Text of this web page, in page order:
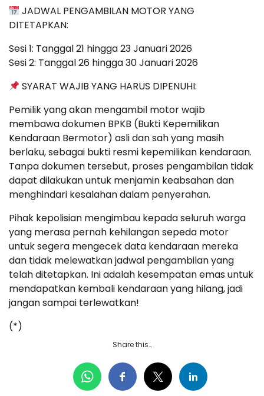
JADWAL PENGAMBILAN MOTOR YANG
DITETAPKAN:
Sesi 1: Tanggal 21 hingga 23 Januari 2026
Sesi 2: Tanggal 26 hingga 30 Januari 2026
SYARAT WAJIB YANG HARUS DIPENUHI:
Pemilik yang akan mengambil motor wajib
membawa dokumen BPKB (Bukti Kepemilikan
Kendaraan Bermotor) asli dan sah yang masih
berlaku, sebagai bukti resmi kepemilikan kendaraan.
Tanpa dokumen tersebut, proses pengambilan tidak
dapat dilakukan untuk menjamin keabsahan dan
menghindari kesalahan dalam penyerahan.
Pihak kepolisian mengimbau kepada seluruh warga
yang merasa pernah kehilangan sepeda motor
untuk segera mengecek data kendaraan mereka
dan tidak melewatkan jadwal pengambilan yang
telah ditetapkan. Ini adalah kesempatan emas untuk
mendapatkan kembali kendaraan yang hilang, jadi
jangan sampai terlewatkan!
(*)
Share this…